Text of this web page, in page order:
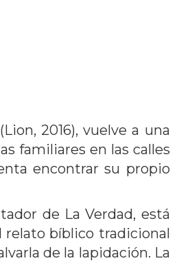
(Lion, 2016), vuelve a una
familiares en las calles
encontrar su propio
de La Verdad, está
relato bíblico tradicional
de la lapidación. La